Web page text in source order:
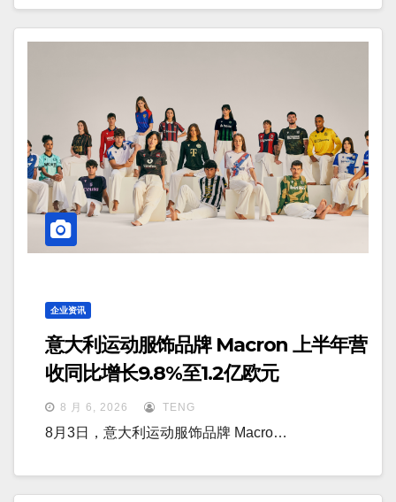
企业资讯
意大利运动服饰品牌 Macron 上半年营
收同比增长9.8%至1.2亿欧元
8 月 6, 2026 TENG
8月3日，意大利运动服饰品牌 Macro…